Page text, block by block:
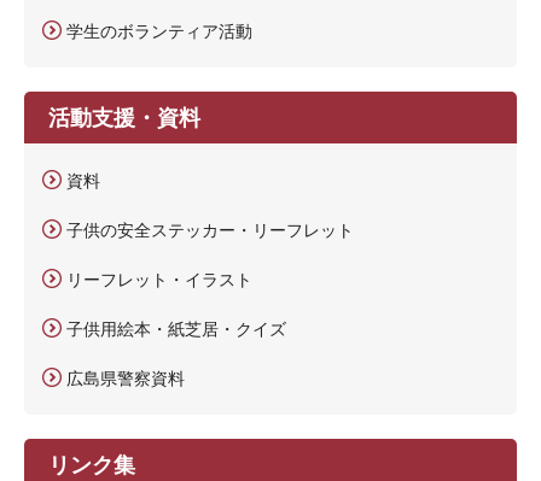
学生のボランティア活動
活動支援・資料
資料
子供の安全ステッカー・リーフレット
リーフレット・イラスト
子供用絵本・紙芝居・クイズ
広島県警察資料
リンク集